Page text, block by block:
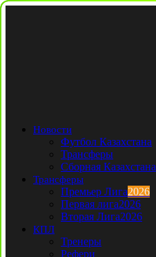
Новости
Футбол Казахстана
Трансферы
Сборная Казахстана
Трансферы
Премьер Лига2026
Первая лига2026
Вторая Лига2026
КПЛ
Тренеры
Рефери